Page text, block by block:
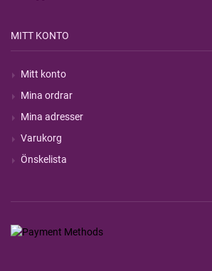
MITT KONTO
Mitt konto
Mina ordrar
Mina adresser
Varukorg
Önskelista